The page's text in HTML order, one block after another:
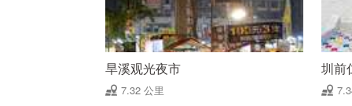
旱溪观光夜市
7.32 公里
圳前